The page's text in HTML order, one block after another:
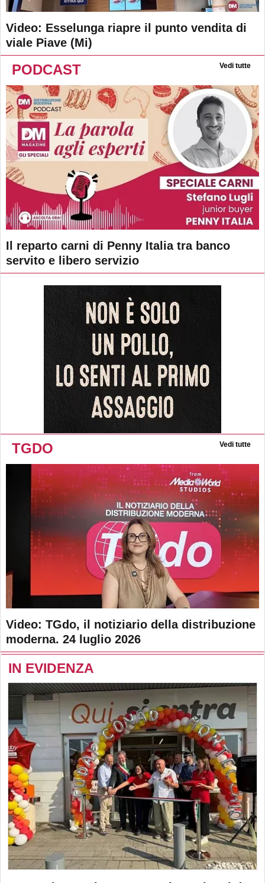
Video: Esselunga riapre il punto vendita di
viale Piave (Mi)
PODCAST Vedi tutte
Il reparto carni di Penny Italia tra banco
servito e libero servizio
TGDO Vedi tutte
Video: TGdo, il notiziario della distribuzione
moderna. 24 luglio 2026
IN EVIDENZA